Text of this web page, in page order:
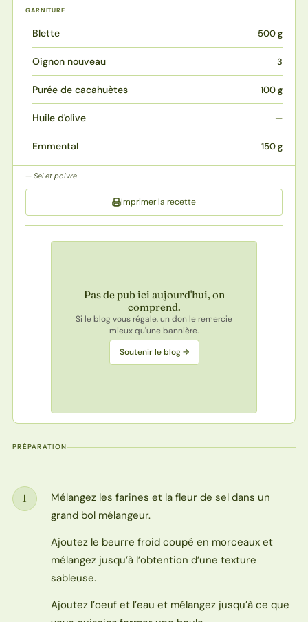
GARNITURE
Blette 500 g
Oignon nouveau 3
Purée de cacahuètes 100 g
Huile d'olive —
Emmental 150 g
Sel et poivre
Imprimer la recette
Pas de pub ici aujourd'hui, on
comprend.
Si le blog vous régale, un don le remercie
mieux qu'une bannière.
Soutenir le blog →
PRÉPARATION
Étape
1
Mélangez les farines et la fleur de sel dans un
grand bol mélangeur.
Ajoutez le beurre froid coupé en morceaux et
mélangez jusqu’à l’obtention d’une texture
sableuse.
Ajoutez l’oeuf et l’eau et mélangez jusqu’à ce que